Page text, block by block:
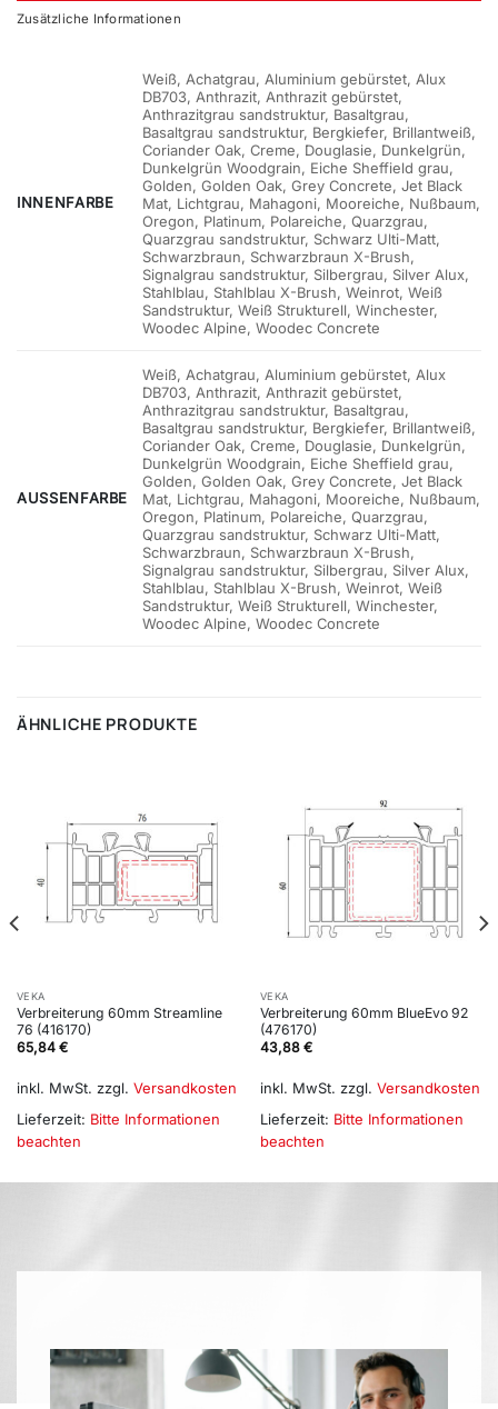
Zusätzliche Informationen
INNENFARBE
Weiß, Achatgrau, Aluminium gebürstet, Alux
DB703, Anthrazit, Anthrazit gebürstet,
Anthrazitgrau sandstruktur, Basaltgrau,
Basaltgrau sandstruktur, Bergkiefer, Brillantweiß,
Coriander Oak, Creme, Douglasie, Dunkelgrün,
Dunkelgrün Woodgrain, Eiche Sheffield grau,
Golden, Golden Oak, Grey Concrete, Jet Black
Mat, Lichtgrau, Mahagoni, Mooreiche, Nußbaum,
Oregon, Platinum, Polareiche, Quarzgrau,
Quarzgrau sandstruktur, Schwarz Ulti-Matt,
Schwarzbraun, Schwarzbraun X-Brush,
Signalgrau sandstruktur, Silbergrau, Silver Alux,
Stahlblau, Stahlblau X-Brush, Weinrot, Weiß
Sandstruktur, Weiß Strukturell, Winchester,
Woodec Alpine, Woodec Concrete
AUSSENFARBE
Weiß, Achatgrau, Aluminium gebürstet, Alux
DB703, Anthrazit, Anthrazit gebürstet,
Anthrazitgrau sandstruktur, Basaltgrau,
Basaltgrau sandstruktur, Bergkiefer, Brillantweiß,
Coriander Oak, Creme, Douglasie, Dunkelgrün,
Dunkelgrün Woodgrain, Eiche Sheffield grau,
Golden, Golden Oak, Grey Concrete, Jet Black
Mat, Lichtgrau, Mahagoni, Mooreiche, Nußbaum,
Oregon, Platinum, Polareiche, Quarzgrau,
Quarzgrau sandstruktur, Schwarz Ulti-Matt,
Schwarzbraun, Schwarzbraun X-Brush,
Signalgrau sandstruktur, Silbergrau, Silver Alux,
Stahlblau, Stahlblau X-Brush, Weinrot, Weiß
Sandstruktur, Weiß Strukturell, Winchester,
Woodec Alpine, Woodec Concrete
ÄHNLICHE PRODUKTE
VEKA
Verbreiterung 60mm Streamline
76 (416170)
65,84 €
inkl. MwSt. zzgl. Versandkosten
Lieferzeit: Bitte Informationen
beachten
VEKA
Verbreiterung 60mm BlueEvo 92
(476170)
43,88 €
inkl. MwSt. zzgl. Versandkosten
Lieferzeit: Bitte Informationen
beachten